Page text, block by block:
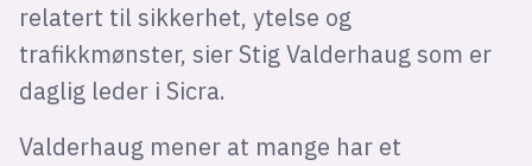
relatert til sikkerhet, ytelse og
trafikkmønster, sier Stig Valderhaug som er
daglig leder i Sicra.
Valderhaug mener at mange har et